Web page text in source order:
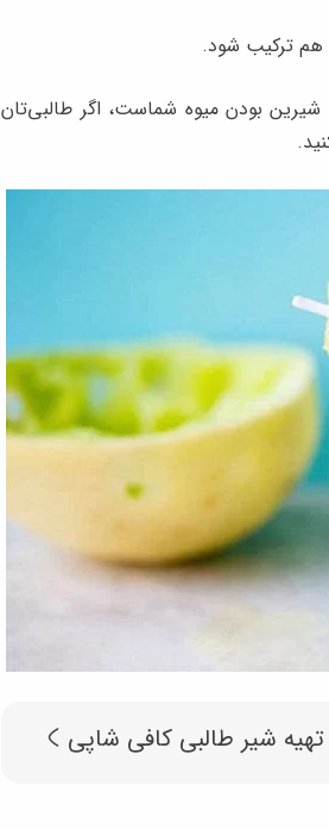
هم ترکیب شود.
شیرین بودن میوه شماست، اگر طالبی‌تان
شیر طالبی کافی شاپی